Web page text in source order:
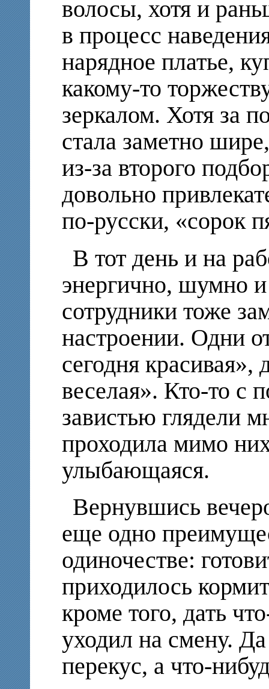
волосы, хотя и
в процесс
нарядное платье,
какому-то
зеркалом. Хотя за
стала заметно
из-за второго
довольно
по-русски, «сорок
В тот день и на
энергично, шумно
сотрудники тоже
настроении. Одни
сегодня
веселая». Кто-то с
завистью глядели
проходила мимо
улыбающаяся.
Вернувшись
еще одно
одиночестве:
приходилось
кроме того, дать
уходил на смену.
перекус, а что-